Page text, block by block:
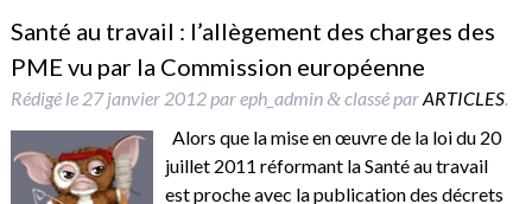
Santé au travail : l’allègement des charges des
PME vu par la Commission européenne
Rédigé le 27 janvier 2012pareph_admin &classé parARTICLES.
Alors que la mise en œuvre de la loi du 20
juillet 2011 réformant la Santé au travail
est proche avec la publication des décrets